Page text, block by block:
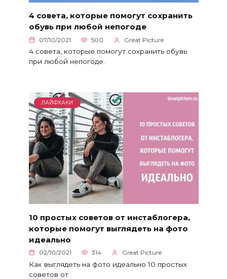
4 совета, которые помогут сохранить
обувь при любой непогоде
07/10/2021 500 Great Picture
4 совета, которые помогут сохранить обувь
при любой непогоде.
ЛАЙФХАКИ
10 простых советов от инстаблогера,
которые помогут выглядеть на фото
идеально
02/10/2021 314 Great Picture
Как выглядеть на фото идеально 10 простых
советов от